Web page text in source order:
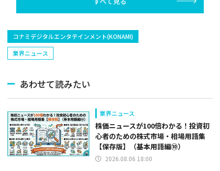
コナミデジタルエンタテインメント(KONAMI)
業界ニュース
あわせて読みたい
業界ニュース
株価ニュースが100倍わかる！投資初
心者のための株式市場・相場用語集
【保存版】（基本用語編⑩）
2026.08.06 18:00